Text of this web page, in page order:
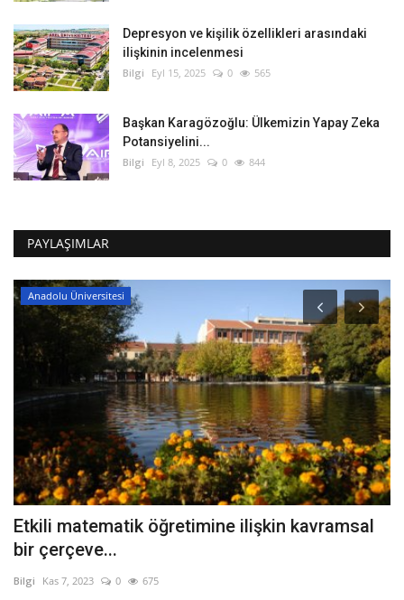
Depresyon ve kişilik özellikleri arasındaki
ilişkinin incelenmesi
Bilgi Eyl 15, 2025 0 565
Başkan Karagözoğlu: Ülkemizin Yapay Zeka
Potansiyelini...
Bilgi Eyl 8, 2025 0 844
PAYLAŞIMLAR
Anadolu Üniversitesi
Etkili matematik öğretimine ilişkin kavramsal
bir çerçeve...
Bilgi Kas 7, 2023 0 675